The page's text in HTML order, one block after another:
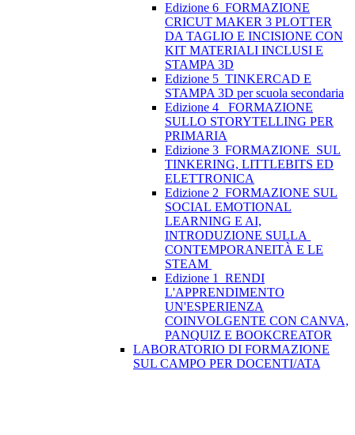
Edizione 6_FORMAZIONE
CRICUT MAKER 3 PLOTTER
DA TAGLIO E INCISIONE CON
KIT MATERIALI INCLUSI E
STAMPA 3D
Edizione 5_TINKERCAD E
STAMPA 3D per scuola secondaria
Edizione 4_ FORMAZIONE
SULLO STORYTELLING PER
PRIMARIA
Edizione 3_FORMAZIONE SUL
TINKERING, LITTLEBITS ED
ELETTRONICA
Edizione 2_FORMAZIONE SUL
SOCIAL EMOTIONAL
LEARNING E AI,
INTRODUZIONE SULLA
CONTEMPORANEITÀ E LE
STEAM
Edizione 1_RENDI
L'APPRENDIMENTO
UN'ESPERIENZA
COINVOLGENTE CON CANVA,
PANQUIZ E BOOKCREATOR
LABORATORIO DI FORMAZIONE
SUL CAMPO PER DOCENTI/ATA